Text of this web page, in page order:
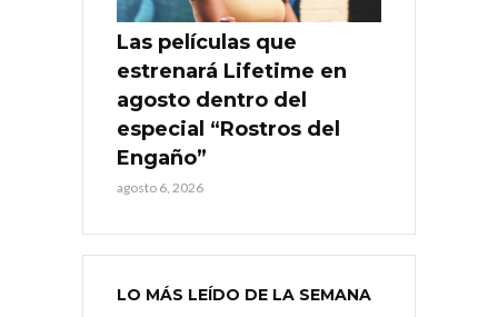
Las películas que
estrenará Lifetime en
agosto dentro del
especial “Rostros del
Engaño”
agosto 6, 2026
LO MÁS LEÍDO DE LA SEMANA